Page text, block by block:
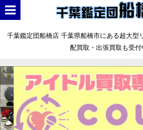
千葉鑑定団船橋店 千葉県船橋市にある超大
配買取・出張買取も受付